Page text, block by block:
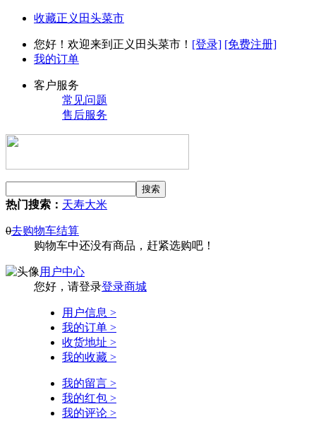
收藏正义田头菜市
您好！欢迎来到正义田头菜市！ [登录] [免费注册]
我的订单
客户服务
常见问题
售后服务
热门搜索： 天寿大米
0去购物车结算
购物车中还没有商品，赶紧选购吧！
用户中心
您好，请登录登录商城
用户信息 >
我的订单 >
收货地址 >
我的收藏 >
我的留言 >
我的红包 >
我的评论 >